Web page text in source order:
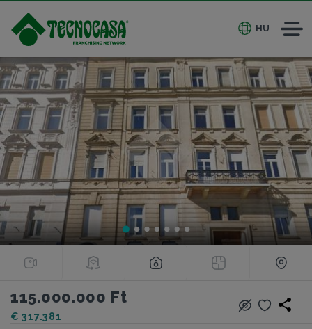
HU
115.000.000 Ft
€ 317.381